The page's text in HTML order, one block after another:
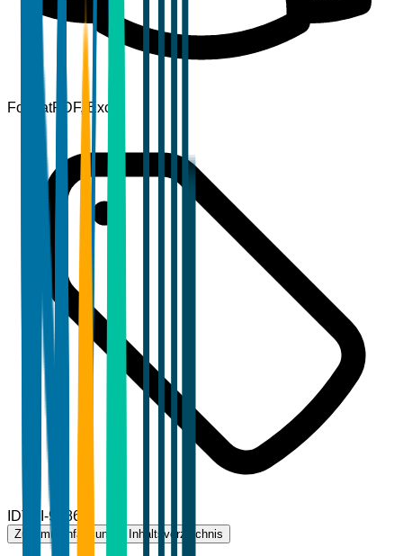
FormatPDF, Excel
IDTBI-96861
Zusammenfassung Inhaltsverzeichnis